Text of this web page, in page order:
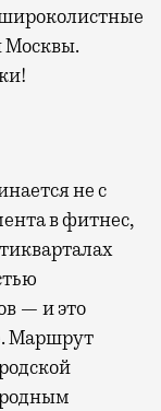
Москвы.
не с
в фитнес,
— и это
Маршрут